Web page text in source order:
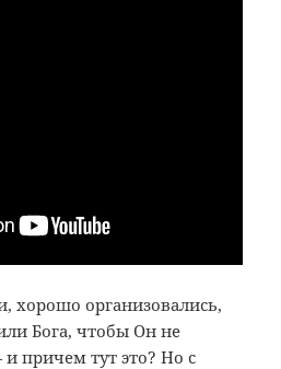
хорошо организовались,
Бога, чтобы Он не
причем тут это? Но с